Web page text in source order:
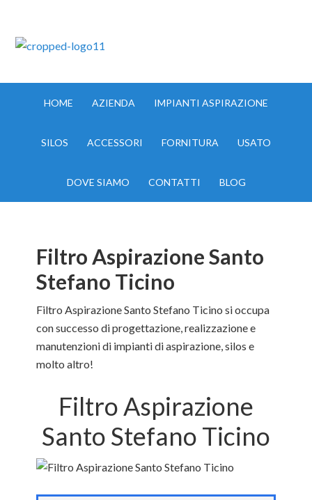
HOME AZIENDA IMPIANTI ASPIRAZIONE
SILOS ACCESSORI FORNITURA USATO
DOVE SIAMO CONTATTI BLOG
Filtro Aspirazione Santo
Stefano Ticino
Filtro Aspirazione Santo Stefano Ticino si occupa
con successo di progettazione, realizzazione e
manutenzioni di impianti di aspirazione, silos e
molto altro!
Filtro Aspirazione
Santo Stefano Ticino